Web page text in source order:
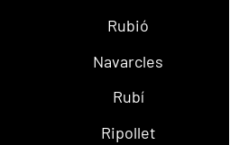
Rubió
Navarcles
Rubí
Ripollet